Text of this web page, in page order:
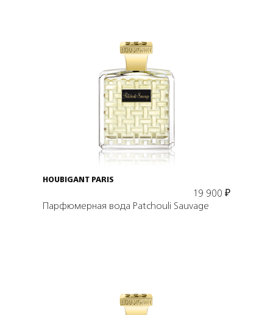
Подробнее
В корзину
HOUBIGANT PARIS
19 900 ₽
Парфюмерная вода Patchouli Sauvage